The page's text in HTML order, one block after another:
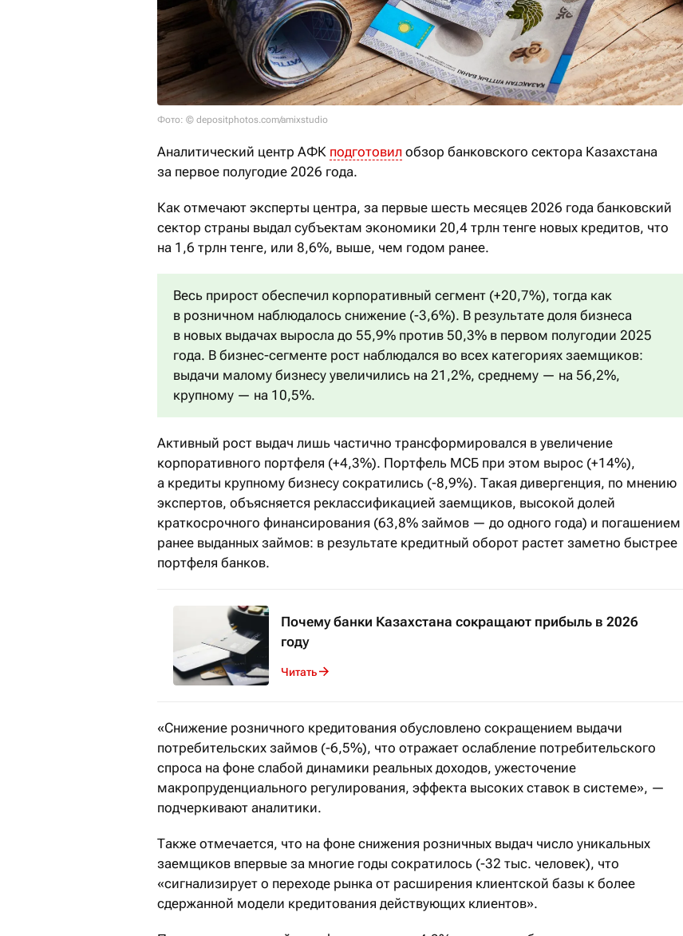
Фото: © depositphotos.com/amixstudio
Аналитический центр АФК подготовил обзор банковского сектора Казахстана
за первое полугодие 2026 года.
Как отмечают эксперты центра, за первые шесть месяцев 2026 года банковский
сектор страны выдал субъектам экономики 20,4 трлн тенге новых кредитов, что
на 1,6 трлн тенге, или 8,6%, выше, чем годом ранее.
Весь прирост обеспечил корпоративный сегмент (+20,7%), тогда как
в розничном наблюдалось снижение (-3,6%). В результате доля бизнеса
в новых выдачах выросла до 55,9% против 50,3% в первом полугодии 2025
года. В бизнес-сегменте рост наблюдался во всех категориях заемщиков:
выдачи малому бизнесу увеличились на 21,2%, среднему — на 56,2%,
крупному — на 10,5%.
Активный рост выдач лишь частично трансформировался в увеличение
корпоративного портфеля (+4,3%). Портфель МСБ при этом вырос (+14%),
а кредиты крупному бизнесу сократились (-8,9%). Такая дивергенция, по мнению
экспертов, объясняется реклассификацией заемщиков, высокой долей
краткосрочного финансирования (63,8% займов — до одного года) и погашением
ранее выданных займов: в результате кредитный оборот растет заметно быстрее
портфеля банков.
Почему банки Казахстана сокращают прибыль в 2026
году
Читать
«Снижение розничного кредитования обусловлено сокращением выдачи
потребительских займов (-6,5%), что отражает ослабление потребительского
спроса на фоне слабой динамики реальных доходов, ужесточение
макропруденциального регулирования, эффекта высоких ставок в системе», —
подчеркивают аналитики.
Также отмечается, что на фоне снижения розничных выдач число уникальных
заемщиков впервые за многие годы сократилось (-32 тыс. человек), что
«сигнализирует о переходе рынка от расширения клиентской базы к более
сдержанной модели кредитования действующих клиентов».